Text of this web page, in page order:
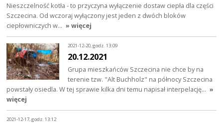
Nieszczelność kotła - to przyczyna wyłączenie dostaw ciepła dla części
Szczecina. Od wczoraj wyłączony jest jeden z dwóch bloków
ciepłowniczych w… » więcej
2021-12-20, godz. 13:09
20.12.2021
Grupa mieszkańców Szczecina nie chce by na
terenie tzw. "Alt Buchholz" na północy Szczecina
powstały osiedla. W tej sprawie kilka dni temu napisał interpelację… »
więcej
2021-12-17, godz. 13:12